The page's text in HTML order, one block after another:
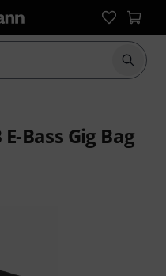
Suche
Bass Gig Bag
53 Kundenbewertungen